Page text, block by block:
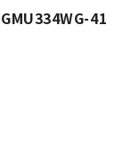
41